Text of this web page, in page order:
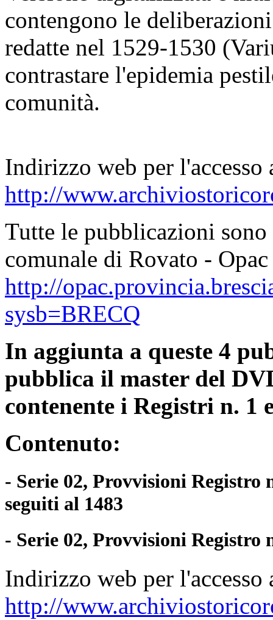
contengono le
redatte nel 1529-1530
contrastare l'epidemia
comunità.
Indirizzo web per
http://
Tutte le pubblicazioni
comunale di Rovato -
http://
sysb=BRECQ
In aggiunta a queste 4
pubblica il master del
contenente i Registri n. 1
Contenuto:
- Serie 02, Provvisioni
seguiti al 1483
- Serie 02, Provvisioni
Indirizzo web per
http://